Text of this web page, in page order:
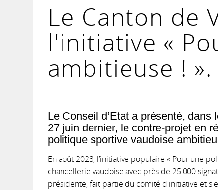
Le Canton de
l'initiative «
ambitieuse ! ».
Le Conseil d’Etat a présenté,
27 juin dernier, le contre-projet en
politique sportive vaudoise
En août 2023, l’initiative populaire « Pour une
chancellerie vaudoise avec près de 25'000
présidente, fait partie du comité d'initiative et